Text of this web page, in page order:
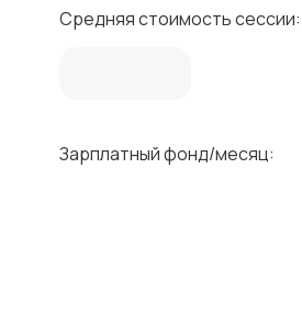
Средняя стоимость сессии:
Зарплатный фонд/месяц: